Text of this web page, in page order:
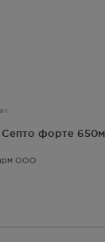
Пролит
ООО